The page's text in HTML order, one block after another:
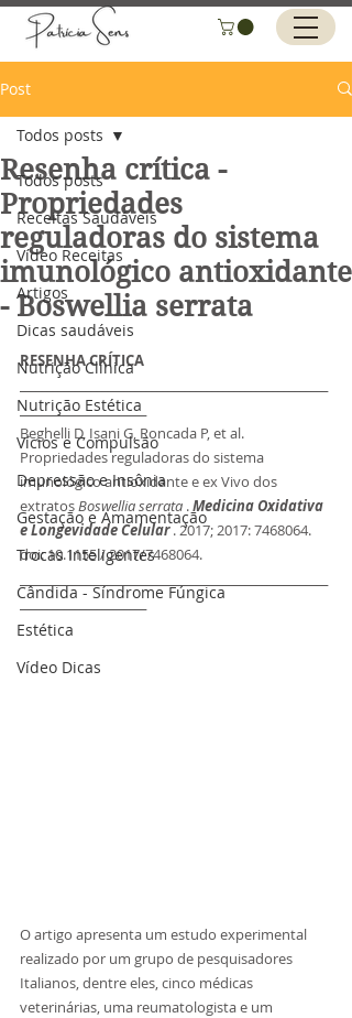
Post
Todos posts
Receitas Saudáveis
Vídeo Receitas
Artigos
Dicas saudáveis
Nutrição Clínica
Nutrição Estética
Vícios e Compulsão
Depressão e Insônia
Gestação e Amamentação
Trocas Inteligentes
Cândida - Síndrome Fúngica
Estética
Vídeo Dicas
Todos posts
Resenha crítica -
Propriedades
reguladoras do sistema
imunológico antioxidante
- Boswellia serrata
RESENHA CRÍTICA
________________________________________________________
_______________________
Beghelli D, Isani G, Roncada P, et al.
Propriedades reguladoras do sistema
imunológico antioxidante e ex Vivo dos
extratos Boswellia serrata . Medicina Oxidativa
e Longevidade Celular . 2017; 2017: 7468064.
doi: 10.1155 / 2017/7468064.
_______________________
O artigo apresenta um estudo experimental
realizado por um grupo de pesquisadores
Italianos, dentre eles, cinco médicas
veterinárias, uma reumatologista e um